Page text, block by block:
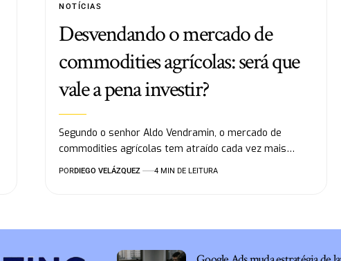
NOTÍCIAS
Desvendando o mercado de
commodities agrícolas: será que
vale a pena investir?
Segundo o senhor Aldo Vendramin, o mercado de
commodities agrícolas tem atraído cada vez mais…
PORDIEGO VELÁZQUEZ 4 MIN DE LEITURA